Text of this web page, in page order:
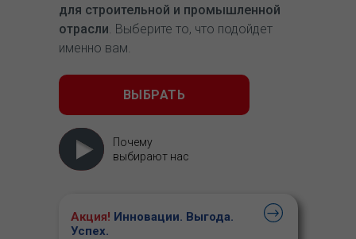
для строительной и промышленной
отрасли. Выберите то, что подойдет
именно вам.
ВЫБРАТЬ
Почему
выбирают нас
Акция! Инновации. Выгода.
Успех.